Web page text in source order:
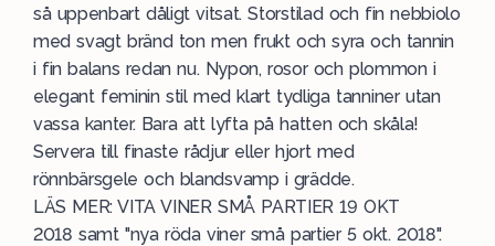
så uppenbart dåligt vitsat. Storstilad och fin nebbiolo
med svagt bränd ton men frukt och syra och tannin
i fin balans redan nu. Nypon, rosor och plommon i
elegant feminin stil med klart tydliga tanniner utan
vassa kanter. Bara att lyfta på hatten och skåla!
Servera till finaste rådjur eller hjort med
rönnbärsgele och blandsvamp i grädde.
LÄS MER:VITA VINER SMÅ PARTIER 19 OKT
2018 samt "nya röda viner små partier 5 okt. 2018".